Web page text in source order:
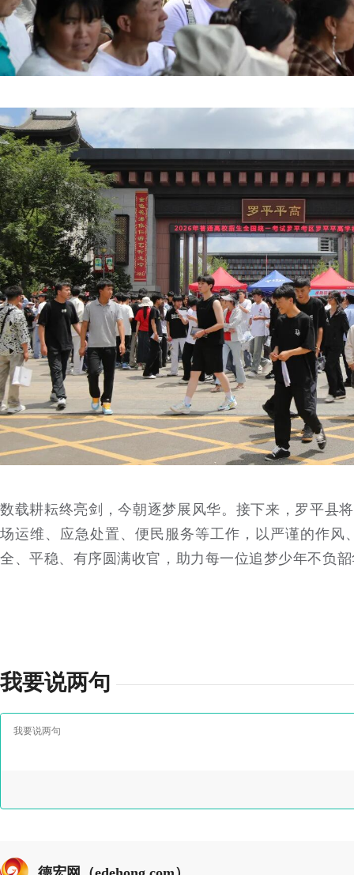
数载耕耘终亮剑，今朝逐梦展风华。接下来，罗平县
场运维、应急处置、便民服务等工作，以严谨的作
全、平稳、有序圆满收官，助力每一位追梦少年不负
我要说两句